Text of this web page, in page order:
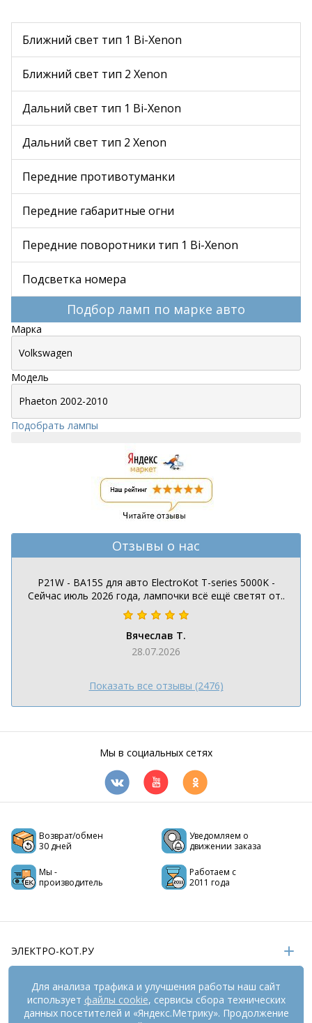
Ближний свет тип 1 Bi-Xenon
Ближний свет тип 2 Xenon
Дальний свет тип 1 Bi-Xenon
Дальний свет тип 2 Xenon
Передние противотуманки
Передние габаритные огни
Передние поворотники тип 1 Bi-Xenon
Подсветка номера
Подбор ламп по марке авто
Марка
Модель
Подобрать лампы
Отзывы о нас
P21W - BA15S для авто ElectroKot T-series 5000K -
Сейчас июль 2026 года, лампочки всё ещё светят от..
Вячеслав Т.
28.07.2026
Показать все отзывы (2476)
Мы в социальных сетях
Возврат/обмен
30 дней
Уведомляем о
движении заказа
Мы -
производитель
Работаем с
2011 года
ЭЛЕКТРО-КОТ.РУ
ИНФОРМАЦИЯ
РЕКВИЗИТЫ
Для анализа трафика и улучшения работы наш сайт
использует файлы cookie, сервисы сбора технических
данных посетителей и «Яндекс.Метрику». Продолжение